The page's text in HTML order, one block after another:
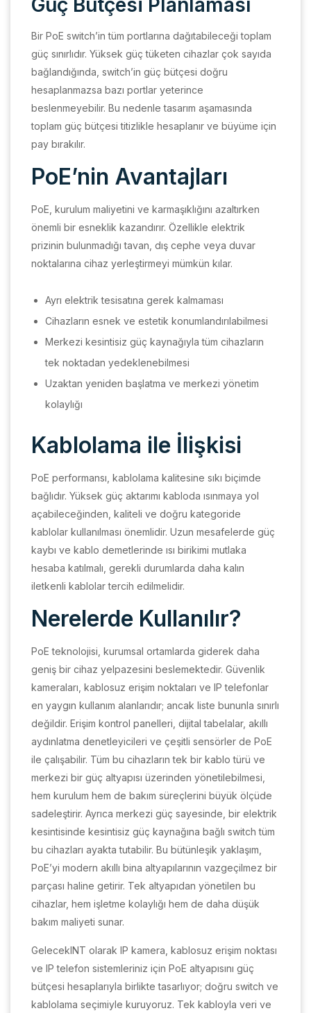
Güç Bütçesi Planlaması
Bir PoE switch’in tüm portlarına dağıtabileceği toplam
güç sınırlıdır. Yüksek güç tüketen cihazlar çok sayıda
bağlandığında, switch’in güç bütçesi doğru
hesaplanmazsa bazı portlar yeterince
beslenmeyebilir. Bu nedenle tasarım aşamasında
toplam güç bütçesi titizlikle hesaplanır ve büyüme için
pay bırakılır.
PoE’nin Avantajları
PoE, kurulum maliyetini ve karmaşıklığını azaltırken
önemli bir esneklik kazandırır. Özellikle elektrik
prizinin bulunmadığı tavan, dış cephe veya duvar
noktalarına cihaz yerleştirmeyi mümkün kılar.
Ayrı elektrik tesisatına gerek kalmaması
Cihazların esnek ve estetik konumlandırılabilmesi
Merkezi kesintisiz güç kaynağıyla tüm cihazların
tek noktadan yedeklenebilmesi
Uzaktan yeniden başlatma ve merkezi yönetim
kolaylığı
Kablolama ile İlişkisi
PoE performansı, kablolama kalitesine sıkı biçimde
bağlıdır. Yüksek güç aktarımı kabloda ısınmaya yol
açabileceğinden, kaliteli ve doğru kategoride
kablolar kullanılması önemlidir. Uzun mesafelerde güç
kaybı ve kablo demetlerinde ısı birikimi mutlaka
hesaba katılmalı, gerekli durumlarda daha kalın
iletkenli kablolar tercih edilmelidir.
Nerelerde Kullanılır?
PoE teknolojisi, kurumsal ortamlarda giderek daha
geniş bir cihaz yelpazesini beslemektedir. Güvenlik
kameraları, kablosuz erişim noktaları ve IP telefonlar
en yaygın kullanım alanlarıdır; ancak liste bununla sınırlı
değildir. Erişim kontrol panelleri, dijital tabelalar, akıllı
aydınlatma denetleyicileri ve çeşitli sensörler de PoE
ile çalışabilir. Tüm bu cihazların tek bir kablo türü ve
merkezi bir güç altyapısı üzerinden yönetilebilmesi,
hem kurulum hem de bakım süreçlerini büyük ölçüde
sadeleştirir. Ayrıca merkezi güç sayesinde, bir elektrik
kesintisinde kesintisiz güç kaynağına bağlı switch tüm
bu cihazları ayakta tutabilir. Bu bütünleşik yaklaşım,
PoE’yi modern akıllı bina altyapılarının vazgeçilmez bir
parçası haline getirir. Tek altyapıdan yönetilen bu
cihazlar, hem işletme kolaylığı hem de daha düşük
bakım maliyeti sunar.
GelecekINT olarak IP kamera, kablosuz erişim noktası
ve IP telefon sistemleriniz için PoE altyapısını güç
bütçesi hesaplarıyla birlikte tasarlıyor; doğru switch ve
kablolama seçimiyle kuruyoruz. Tek kabloyla veri ve